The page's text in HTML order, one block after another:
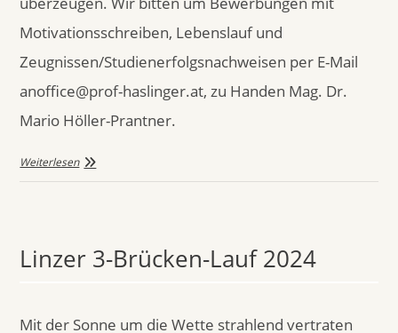
Motivationsschreiben, Lebenslauf und
Zeugnissen/Studienerfolgsnachweisen per E-Mail
anoffice@prof-haslinger.at, zu Handen Mag. Dr.
Mario Höller-Prantner.
Weiterlesen
Linzer 3-Brücken-Lauf 2024
Mit der Sonne um die Wette strahlend vertraten